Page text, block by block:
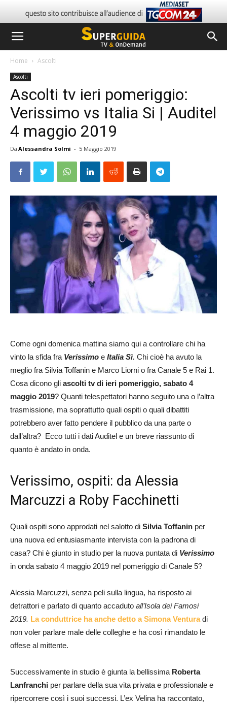
Home Ascolti
Ascolti
Ascolti tv ieri pomeriggio:
Verissimo vs Italia Si | Auditel
4 maggio 2019
Da Alessandra Solmi - 5 Maggio 2019
Come ogni domenica mattina siamo qui a controllare chi ha
vinto la sfida fra Verissimo e Italia Sì. Chi cioè ha avuto la
meglio fra Silvia Toffanin e Marco Liorni o fra Canale 5 e Rai 1.
Cosa dicono gli ascolti tv di ieri pomeriggio, sabato 4
maggio 2019? Quanti telespettatori hanno seguito una o l’altra
trasmissione, ma soprattutto quali ospiti o quali dibattiti
potrebbero aver fatto pendere il pubblico da una parte o
dall’altra? Ecco tutti i dati Auditel e un breve riassunto di
quanto è andato in onda.
Verissimo, ospiti: da Alessia
Marcuzzi a Roby Facchinetti
Quali ospiti sono approdati nel salotto di Silvia Toffanin per
una nuova ed entusiasmante intervista con la padrona di
casa? Chi è giunto in studio per la nuova puntata di Verissimo
in onda sabato 4 maggio 2019 nel pomeriggio di Canale 5?
Alessia Marcuzzi, senza peli sulla lingua, ha risposto ai
detrattori e parlato di quanto accaduto all’Isola dei Famosi
2019. La conduttrice ha anche detto a Simona Venturadi
non voler parlare male delle colleghe e ha così rimandato le
offese al mittente.
Successivamente in studio è giunta la bellissima Roberta
Lanfranchi per parlare della sua vita privata e professionale e
ripercorrere così i suoi successi. L’ex Velina ha raccontato,